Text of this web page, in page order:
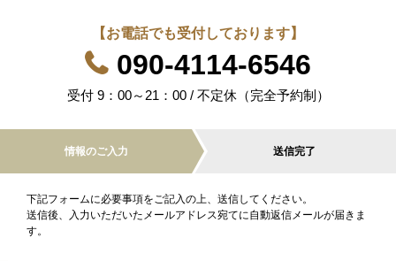
【お電話でも受付しております】
090-4114-6546
受付 9：00～21：00 / 不定休（完全予約制）
情報のご入力 送信完了
下記フォームに必要事項をご記入の上、送信してください。
送信後、入力いただいたメールアドレス宛てに自動返信メールが届きま
す。